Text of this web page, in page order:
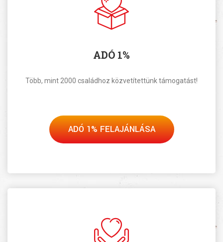
ADÓ 1%
Több, mint 2000 családhoz közvetítettünk támogatást!
ADÓ 1% FELAJÁNLÁSA